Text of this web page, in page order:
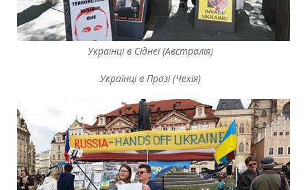
Українці в Сіднеї (Австралія)
Українці в Празі (Чехія)